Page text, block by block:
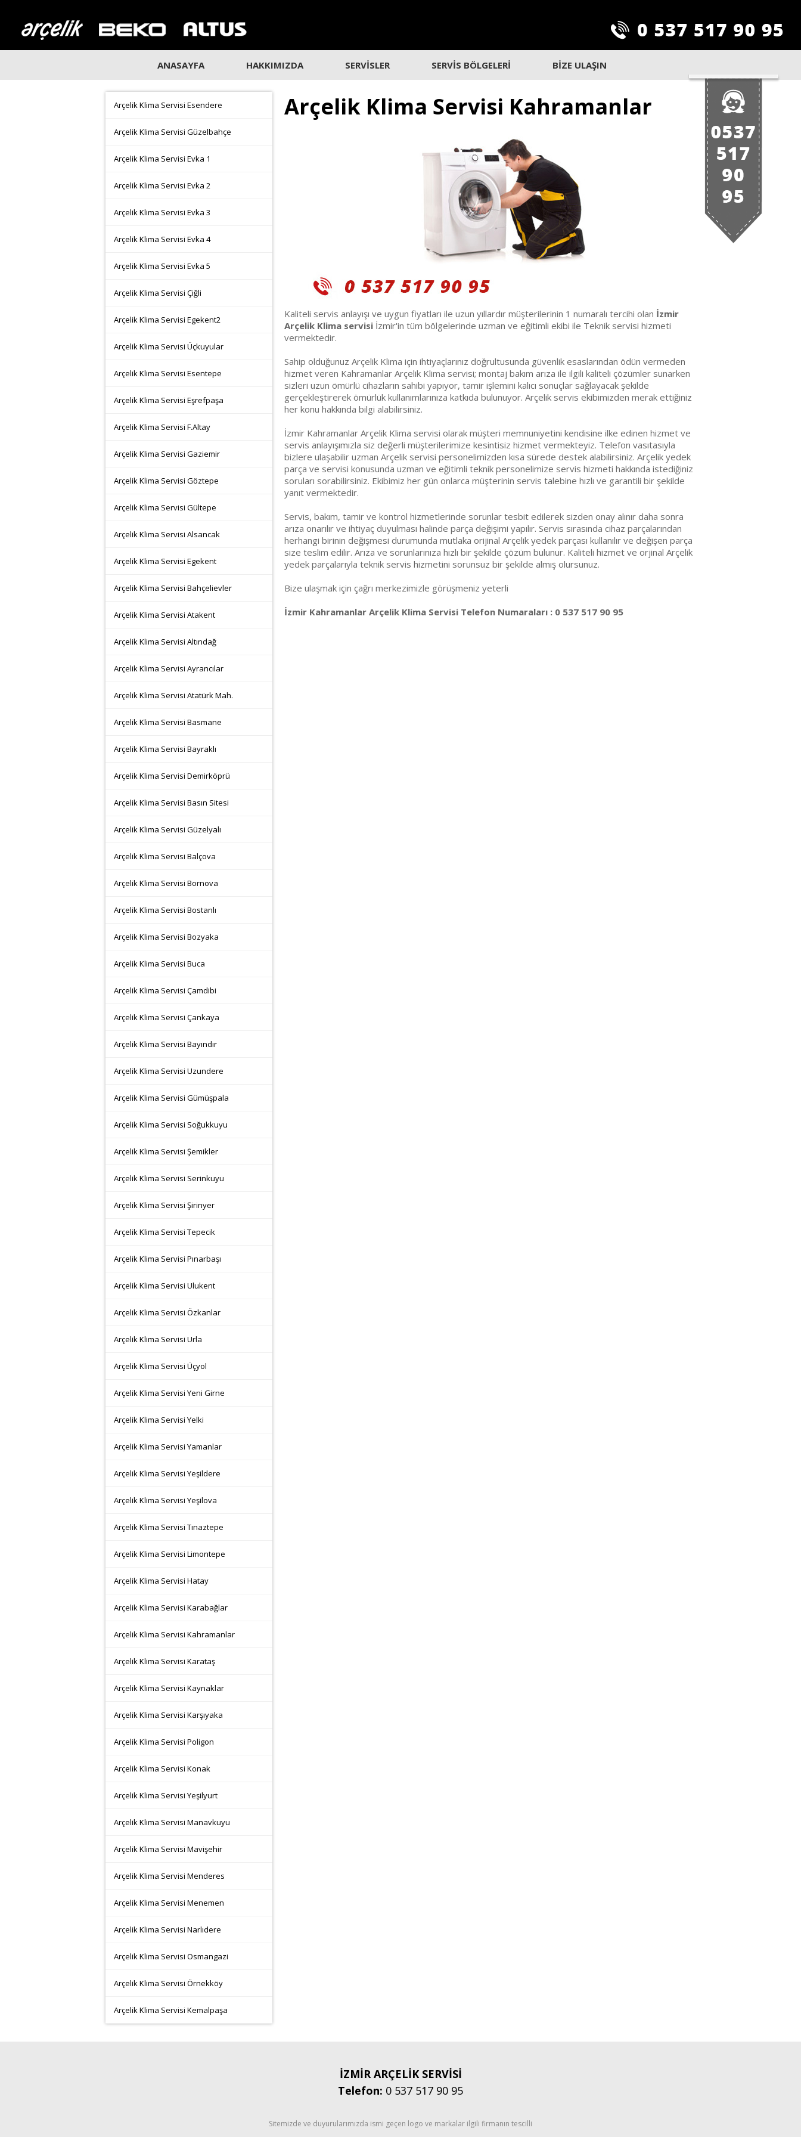
ANASAYFA HAKKIMIZDA SERVİSLER SERVİS BÖLGELERİ BİZE ULAŞIN
Arçelik Klima Servisi Kahramanlar
Kaliteli servis anlayışı ve uygun fiyatları ile uzun yıllardır müşterilerinin 1 numaralı tercihi olan İzmir
Arçelik Klima servisi İzmir'in tüm bölgelerinde uzman ve eğitimli ekibi ile Teknik servisi hizmeti
vermektedir.
Sahip olduğunuz Arçelik Klima için ihtiyaçlarınız doğrultusunda güvenlik esaslarından ödün vermeden
hizmet veren Kahramanlar Arçelik Klima servisi; montaj bakım arıza ile ilgili kaliteli çözümler sunarken
sizleri uzun ömürlü cihazların sahibi yapıyor, tamir işlemini kalıcı sonuçlar sağlayacak şekilde
gerçekleştirerek ömürlük kullanımlarınıza katkıda bulunuyor. Arçelik servis ekibimizden merak ettiğiniz
her konu hakkında bilgi alabilirsiniz.
İzmir Kahramanlar Arçelik Klima servisi olarak müşteri memnuniyetini kendisine ilke edinen hizmet ve
servis anlayışımızla siz değerli müşterilerimize kesintisiz hizmet vermekteyiz. Telefon vasıtasıyla
bizlere ulaşabilir uzman Arçelik servisi personelimizden kısa sürede destek alabilirsiniz. Arçelik yedek
parça ve servisi konusunda uzman ve eğitimli teknik personelimize servis hizmeti hakkında istediğiniz
soruları sorabilirsiniz. Ekibimiz her gün onlarca müşterinin servis talebine hızlı ve garantili bir şekilde
yanıt vermektedir.
Servis, bakım, tamir ve kontrol hizmetlerinde sorunlar tesbit edilerek sizden onay alınır daha sonra
arıza onarılır ve ihtiyaç duyulması halinde parça değişimi yapılır. Servis sırasında cihaz parçalarından
herhangi birinin değişmesi durumunda mutlaka orijinal Arçelik yedek parçası kullanılır ve değişen parça
size teslim edilir. Arıza ve sorunlarınıza hızlı bir şekilde çözüm bulunur. Kaliteli hizmet ve orjinal Arçelik
yedek parçalarıyla teknik servis hizmetini sorunsuz bir şekilde almış olursunuz.
Bize ulaşmak için çağrı merkezimizle görüşmeniz yeterli
İzmir Kahramanlar Arçelik Klima Servisi Telefon Numaraları : 0 537 517 90 95
Arçelik Klima Servisi Esendere
Arçelik Klima Servisi Güzelbahçe
Arçelik Klima Servisi Evka 1
Arçelik Klima Servisi Evka 2
Arçelik Klima Servisi Evka 3
Arçelik Klima Servisi Evka 4
Arçelik Klima Servisi Evka 5
Arçelik Klima Servisi Çiğli
Arçelik Klima Servisi Egekent2
Arçelik Klima Servisi Üçkuyular
Arçelik Klima Servisi Esentepe
Arçelik Klima Servisi Eşrefpaşa
Arçelik Klima Servisi F.Altay
Arçelik Klima Servisi Gaziemir
Arçelik Klima Servisi Göztepe
Arçelik Klima Servisi Gültepe
Arçelik Klima Servisi Alsancak
Arçelik Klima Servisi Egekent
Arçelik Klima Servisi Bahçelievler
Arçelik Klima Servisi Atakent
Arçelik Klima Servisi Altındağ
Arçelik Klima Servisi Ayrancılar
Arçelik Klima Servisi Atatürk Mah.
Arçelik Klima Servisi Basmane
Arçelik Klima Servisi Bayraklı
Arçelik Klima Servisi Demirköprü
Arçelik Klima Servisi Basın Sitesi
Arçelik Klima Servisi Güzelyalı
Arçelik Klima Servisi Balçova
Arçelik Klima Servisi Bornova
Arçelik Klima Servisi Bostanlı
Arçelik Klima Servisi Bozyaka
Arçelik Klima Servisi Buca
Arçelik Klima Servisi Çamdibi
Arçelik Klima Servisi Çankaya
Arçelik Klima Servisi Bayındır
Arçelik Klima Servisi Uzundere
Arçelik Klima Servisi Gümüşpala
Arçelik Klima Servisi Soğukkuyu
Arçelik Klima Servisi Şemikler
Arçelik Klima Servisi Serinkuyu
Arçelik Klima Servisi Şirinyer
Arçelik Klima Servisi Tepecik
Arçelik Klima Servisi Pınarbaşı
Arçelik Klima Servisi Ulukent
Arçelik Klima Servisi Özkanlar
Arçelik Klima Servisi Urla
Arçelik Klima Servisi Üçyol
Arçelik Klima Servisi Yeni Girne
Arçelik Klima Servisi Yelki
Arçelik Klima Servisi Yamanlar
Arçelik Klima Servisi Yeşildere
Arçelik Klima Servisi Yeşilova
Arçelik Klima Servisi Tınaztepe
Arçelik Klima Servisi Limontepe
Arçelik Klima Servisi Hatay
Arçelik Klima Servisi Karabağlar
Arçelik Klima Servisi Kahramanlar
Arçelik Klima Servisi Karataş
Arçelik Klima Servisi Kaynaklar
Arçelik Klima Servisi Karşıyaka
Arçelik Klima Servisi Poligon
Arçelik Klima Servisi Konak
Arçelik Klima Servisi Yeşilyurt
Arçelik Klima Servisi Manavkuyu
Arçelik Klima Servisi Mavişehir
Arçelik Klima Servisi Menderes
Arçelik Klima Servisi Menemen
Arçelik Klima Servisi Narlıdere
Arçelik Klima Servisi Osmangazi
Arçelik Klima Servisi Örnekköy
Arçelik Klima Servisi Kemalpaşa
İZMİR ARÇELİK SERVİSİ
Telefon: 0 537 517 90 95
Sitemizde ve duyurularımızda ismi geçen logo ve markalar ilgili firmanın tescilli